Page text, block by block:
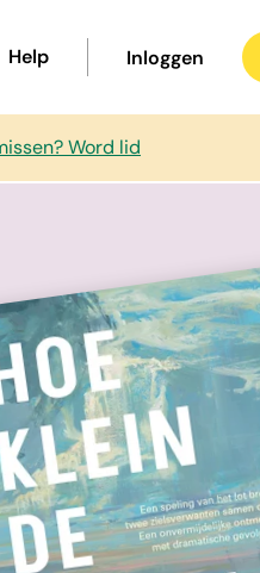
Help Inloggen
Word lid